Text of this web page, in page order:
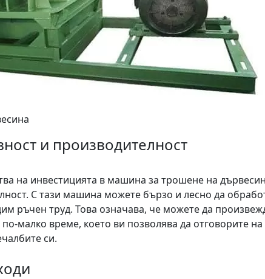
и производителност
на инвестицията в машина за трошене на
С тази машина можете бързо и лесно да
ръчен труд. Това означава, че можете да
малко време, което ви позволява да отговорите
си.